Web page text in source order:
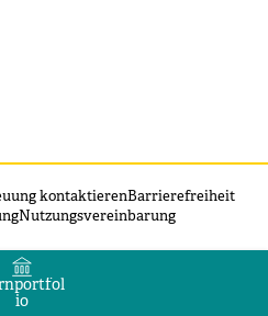
io
kontaktierenBarrierefreiheit
Nutzungsvereinbarung